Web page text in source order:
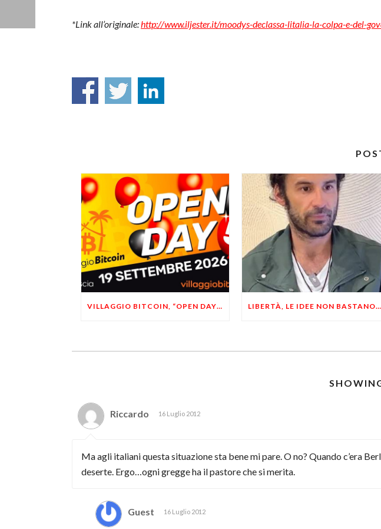
*Link all’originale:http://www.iljester.it/moodys-declassa-litalia-la-colpa-e-del-
VILLAGGIO BITCOIN, “OPEN DAY 5”: LEONARDO FACCO OSPITE A BRESCIA LIBERTÀ, LE IDEE NON BASTANO! SERVONO ESEMPI E UN PO’ DI COERENZA
Riccardo 16 Luglio 2012
Ma agli italiani questa situazione sta bene mi pare. O no? Quando c’era
deserte. Ergo…ogni gregge ha il pastore che si merita.
Guest 16 Luglio 2012